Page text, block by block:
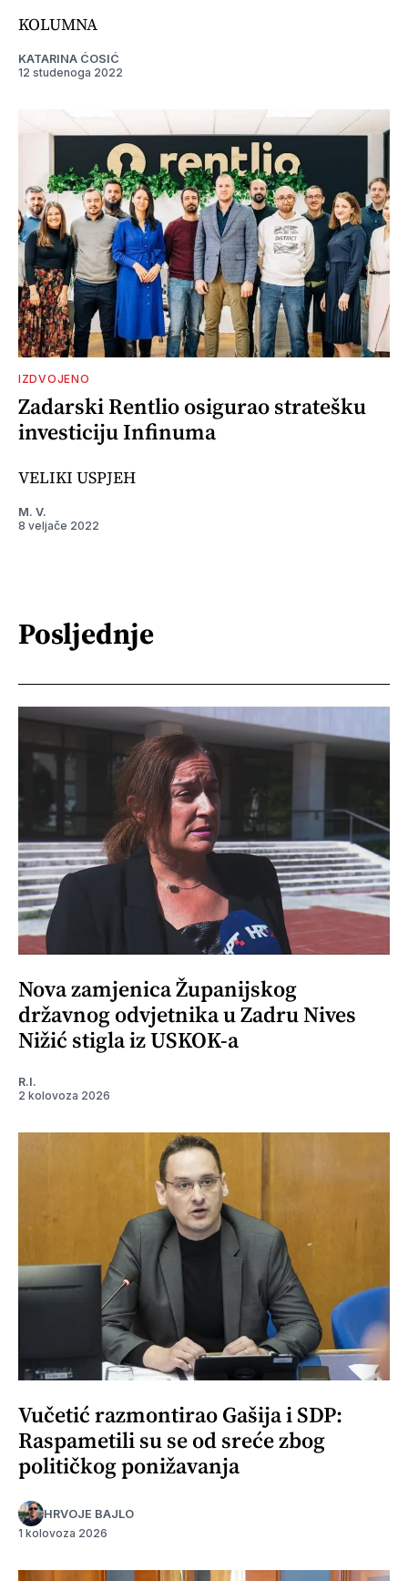
KOLUMNA
KATARINA ĆOSIĆ
12 studenoga 2022
IZDVOJENO
Zadarski Rentlio osigurao stratešku
investiciju Infinuma
VELIKI USPJEH
M. V.
8 veljače 2022
Posljednje
Nova zamjenica Županijskog
državnog odvjetnika u Zadru Nives
Nižić stigla iz USKOK-a
R.I.
2 kolovoza 2026
Vučetić razmontirao Gašija i SDP:
Raspametili su se od sreće zbog
političkog ponižavanja
HRVOJE BAJLO
1 kolovoza 2026